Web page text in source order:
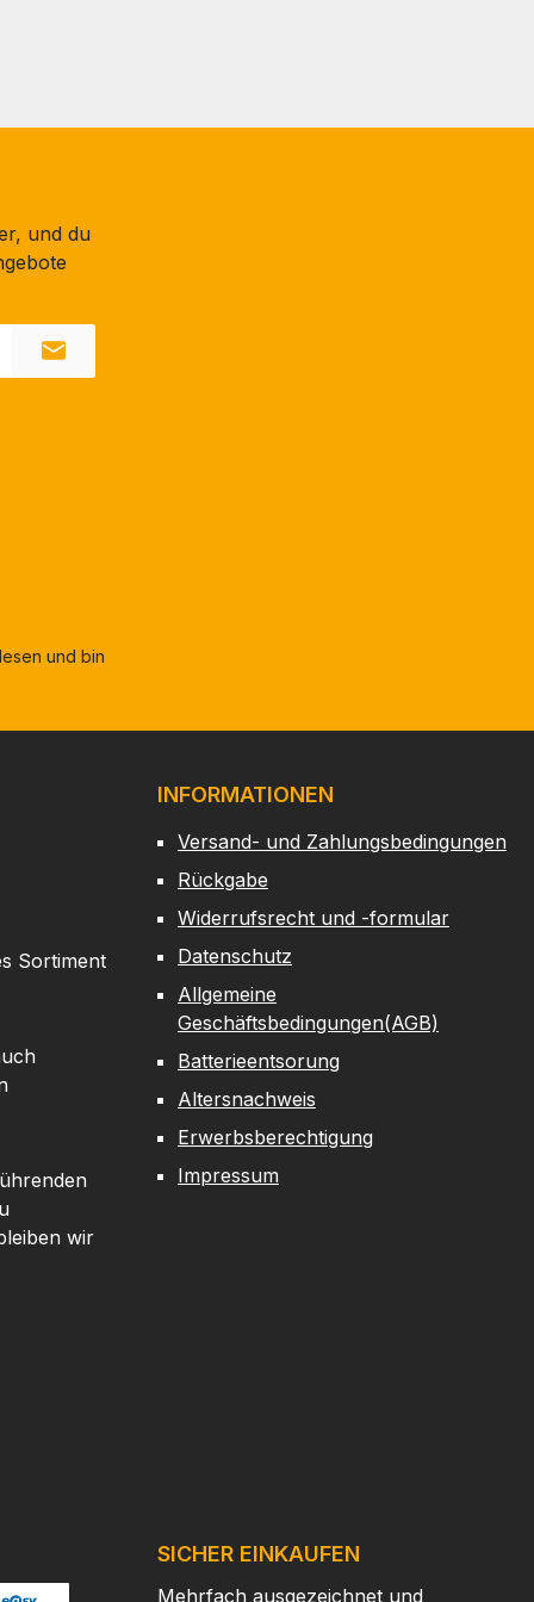
und du
und bin
Sortiment
wir
INFORMATIONEN
Versand- und Zahlungsbedingungen
Rückgabe
Widerrufsrecht und -formular
Datenschutz
Allgemeine
Geschäftsbedingungen(AGB)
Batterieentsorung
Altersnachweis
Erwerbsberechtigung
Impressum
SICHER EINKAUFEN
Mehrfach ausgezeichnet und